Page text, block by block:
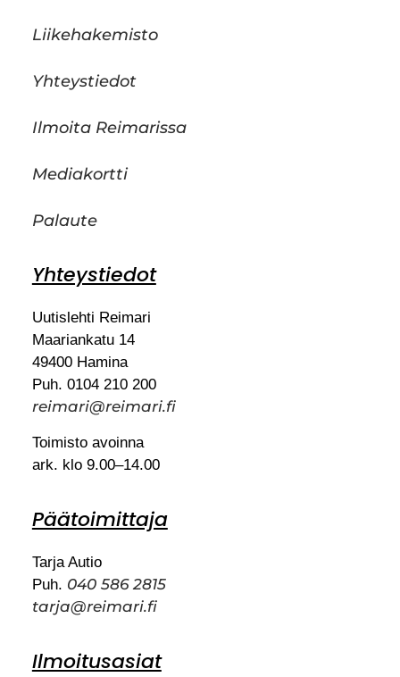
Liikehakemisto
Yhteystiedot
Ilmoita Reimarissa
Mediakortti
Palaute
Yhteystiedot
Uutislehti Reimari
Maariankatu 14
49400 Hamina
Puh. 0104 210 200
reimari@reimari.fi
Toimisto avoinna
ark. klo 9.00–14.00
Päätoimittaja
Tarja Autio
Puh. 040 586 2815
tarja@reimari.fi
Ilmoitusasiat